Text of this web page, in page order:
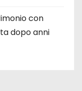
con
dopo anni